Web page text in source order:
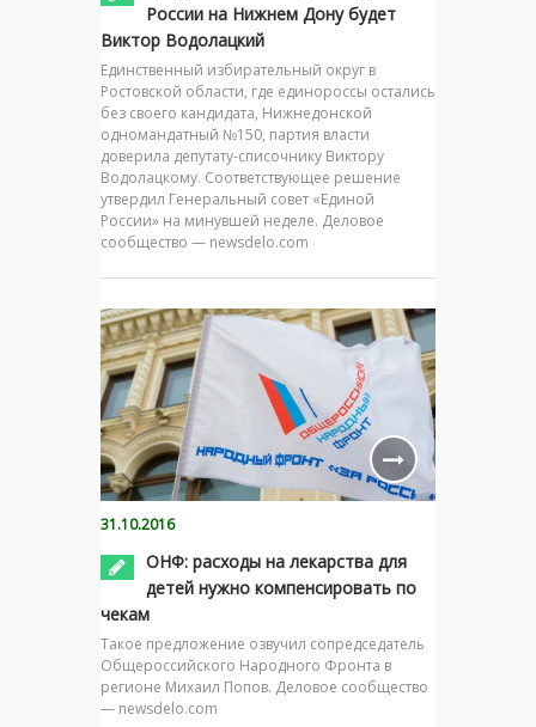
России на Нижнем Дону будет
Виктор Водолацкий
Единственный избирательный округ в
Ростовской области, где единороссы остались
без своего кандидата, Нижнедонской
одномандатный №150, партия власти
доверила депутату-списочнику Виктору
Водолацкому. Соответствующее решение
утвердил Генеральный совет «Единой
России» на минувшей неделе. Деловое
сообщество — newsdelo.com
31.10.2016
ОНФ: расходы на лекарства для
детей нужно компенсировать по
чекам
Такое предложение озвучил сопредседатель
Общероссийского Народного Фронта в
регионе Михаил Попов. Деловое сообщество
— newsdelo.com